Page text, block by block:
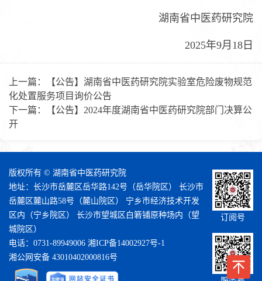
湖南省中医药研究院
2025年9月18日
上一篇：
【公告】湖南省中医药研究院实验室危险废物规范
化处置服务项目询价公告
下一篇：
【公告】2024年度湖南省中医药研究院部门决算公
开
版权所有 © 湖南省中医药研究院
地址：长沙市岳麓区岳华路142号（岳华院区） 长沙市
岳麓区麓山路58号（麓山院区） 宁乡市经济技术开发
区内（宁乡院区） 长沙市望城区白箬铺原种场内（望
城院区）
电话：0731-89949006 湘ICP备14002927号-1
湘公网安备 43010402000816号
订阅号